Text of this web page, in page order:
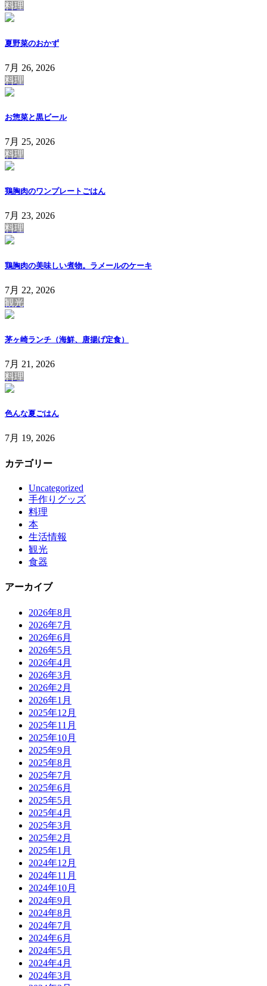
料理
夏野菜のおかず
7月 26, 2026
料理
お惣菜と黒ビール
7月 25, 2026
料理
鶏胸肉のワンプレートごはん
7月 23, 2026
料理
鶏胸肉の美味しい煮物。ラメールのケーキ
7月 22, 2026
観光
茅ヶ崎ランチ（海鮮、唐揚げ定食）
7月 21, 2026
料理
色んな夏ごはん
7月 19, 2026
カテゴリー
Uncategorized
手作りグッズ
料理
本
生活情報
観光
食器
アーカイブ
2026年8月
2026年7月
2026年6月
2026年5月
2026年4月
2026年3月
2026年2月
2026年1月
2025年12月
2025年11月
2025年10月
2025年9月
2025年8月
2025年7月
2025年6月
2025年5月
2025年4月
2025年3月
2025年2月
2025年1月
2024年12月
2024年11月
2024年10月
2024年9月
2024年8月
2024年7月
2024年6月
2024年5月
2024年4月
2024年3月